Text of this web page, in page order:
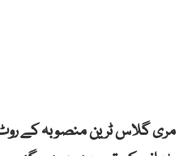
مری گلاس ٹرین منصوبہ کے روٹ